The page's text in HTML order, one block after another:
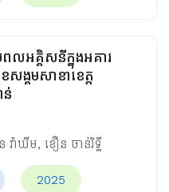
ពលអគ្គិសនីក្នុងអគារ
ង្គមសាខាខេត្ត
ន់
វ៉ាឃីម​, ខឿន ចាន់រិទ្ធី​
2025